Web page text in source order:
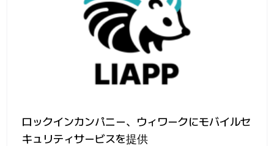
ロックインカンパニー、ウィワークにモバイルセ
キュリティサービスを提供